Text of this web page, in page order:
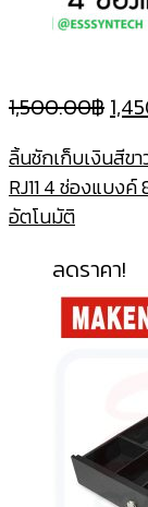
1,500.00฿
ลิ้นชักเก็บเงินสีข
RJ11 4 ช่องแบง
อัตโนมัติ
ลดราคา!